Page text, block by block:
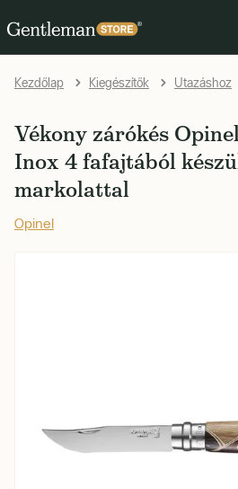
Kezdőlap Kiegészítők Utazáshoz
Vékony zárókés
Inox 4 fafajtából
markolattal
Opinel